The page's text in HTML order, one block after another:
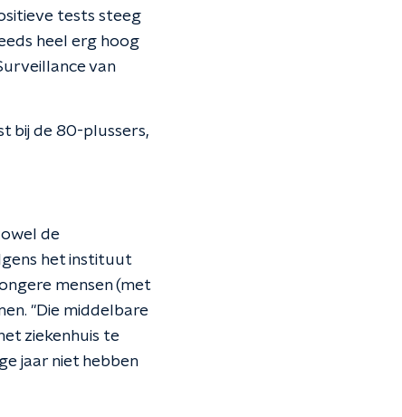
tests steeg
heel erg hoog
van
bij de 80-plussers,
de
het instituut
mensen (met
"Die middelbare
ziekenhuis te
jaar niet hebben